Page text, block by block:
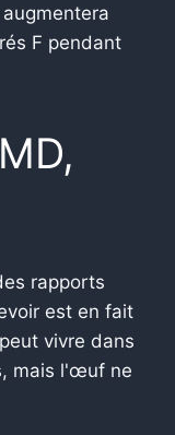
F pendant
rapports
est en fait
vivre dans
mais l'œuf ne